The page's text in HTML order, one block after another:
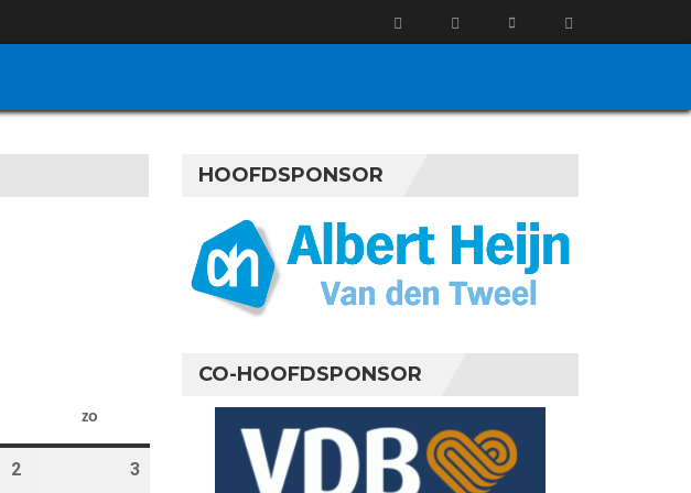
zo
2 3
HOOFDSPONSOR
CO-HOOFDSPONSOR